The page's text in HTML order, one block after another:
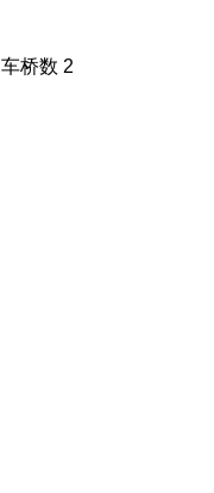
车桥数 2